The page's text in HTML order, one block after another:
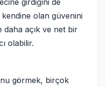
girdiğini de
olan güvenini
daha açık ve net bir
olabilir.
görmek, birçok